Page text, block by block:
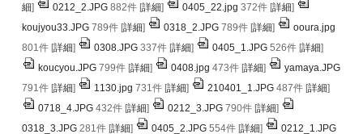
細] 0212_2.JPG 882件 [詳細] 0405_22.jpg 372件 [詳細]
koujyou33.JPG 789件 [詳細] 0318_2.JPG 789件 [詳細]
ooura.jpg
801件 [詳細] 0308.JPG 337件 [詳細] 0405_1.JPG 526件 [詳細]
koucyou.JPG 799件 [詳細] 0408.jpg 473件 [詳細]
yamaya.JPG
791件 [詳細] 1130.jpg 731件 [詳細] 210401_1.JPG 487件 [詳細]
0718_4.JPG 432件 [詳細] 0212_3.JPG 790件 [詳細]
0318_3.JPG 281件 [詳細] 0405_2.JPG 554件 [詳細] 0212_1.JPG